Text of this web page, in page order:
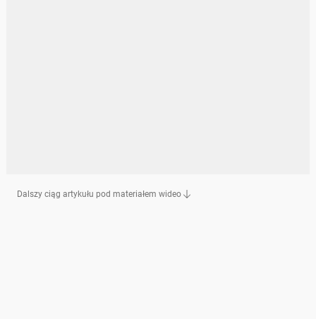
Dalszy ciąg artykułu pod materiałem wideo